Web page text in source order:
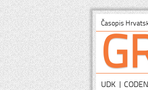
Časopis
UDK |